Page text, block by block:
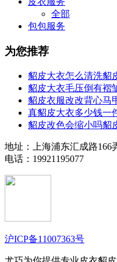
全部
包包服务
为您推荐
貂皮大衣怎么清洗貂
貂皮大衣毛压倒有褶
貂皮衣服改改背心马
真貂皮大衣多少钱一
貂皮改色会缩小吗貂
地址：上海浦东汇成路166
电话：19921195077
沪ICP备11007363号